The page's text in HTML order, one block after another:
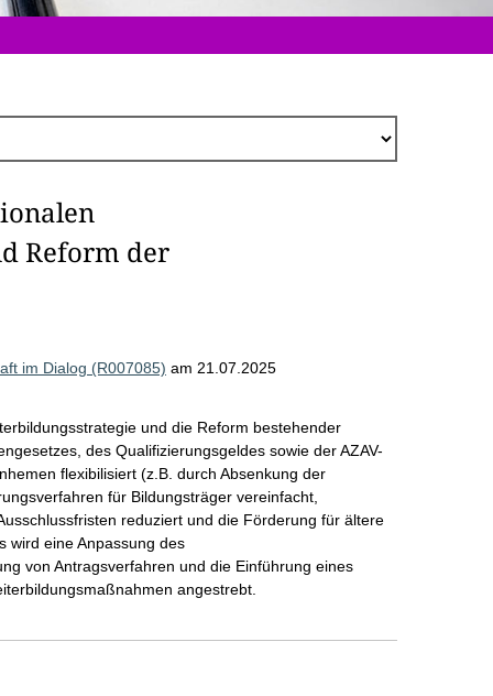
Reform der
im Dialog (R007085) am 21.07.2025
und die Reform bestehender
des Qualifizierungsgeldes sowie der AZAV-
flexibilisiert (z.B. durch Absenkung der
für Bildungsträger vereinfacht,
reduziert und die Förderung für ältere
wird eine Anpassung des
von Antragsverfahren und die Einführung eines
angestrebt.